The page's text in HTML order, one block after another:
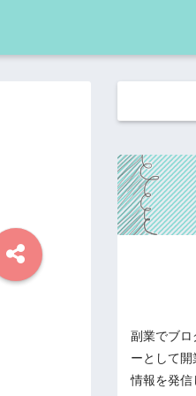
副業でブロ
ーとして
情報を発信